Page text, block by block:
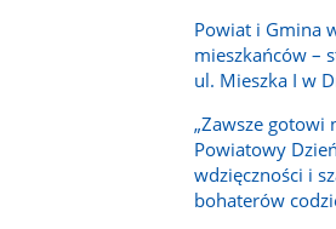
Powiat i Gmina
mieszkańców –
ul. Mieszka I w
„Zawsze gotowi
Powiatowy
wdzięczności i
bohaterów